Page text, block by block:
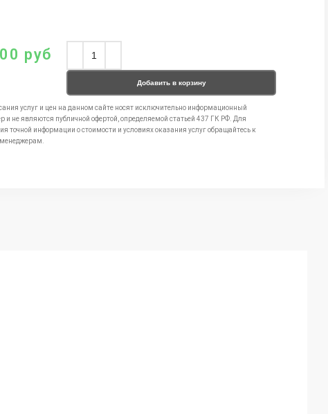
руб
Добавить в корзину
услуг и цен на данном сайте носят исключительно информационный
и не являются публичной офертой, определяемой статьей 437 ГК РФ. Для
точной информации о стоимости и условиях оказания услуг обращайтесь к